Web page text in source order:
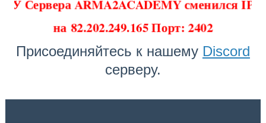
У Сервера ARMA2ACADEMY сменился IP
на 82.202.249.165 Порт: 2402
Присоединяйтесь к нашему Discord
серверу.